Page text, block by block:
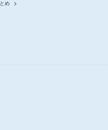
め